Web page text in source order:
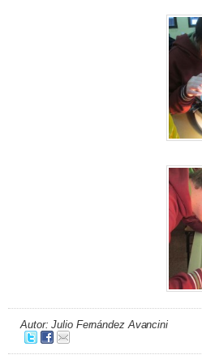
Autor: Julio Fernández Avancini